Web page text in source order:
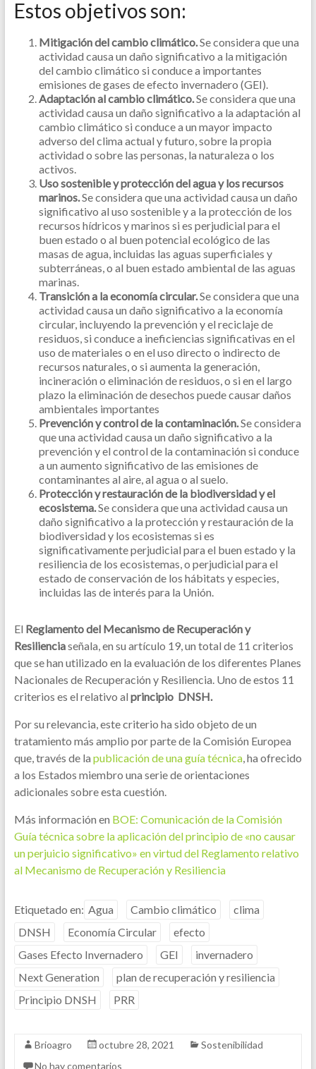
Estos objetivos son:
Mitigación del cambio climático.Se considera que una
actividad causa un daño significativo a la mitigación
del cambio climático si conduce a importantes
emisiones de gases de efecto invernadero (GEI).
Adaptación al cambio climático.Se considera que una
actividad causa un daño significativo a la adaptación al
cambio climático si conduce a un mayor impacto
adverso del clima actual y futuro, sobre la propia
actividad o sobre las personas, la naturaleza o los
activos.
Uso sostenible y protección del agua y los recursos
marinos.Se considera que una actividad causa un daño
significativo al uso sostenible y a la protección de los
recursos hídricos y marinos si es perjudicial para el
buen estado o al buen potencial ecológico de las
masas de agua, incluidas las aguas superficiales y
subterráneas, o al buen estado ambiental de las aguas
marinas.
Transición a la economía circular.Se considera que una
actividad causa un daño significativo a la economía
circular, incluyendo la prevención y el reciclaje de
residuos, si conduce a ineficiencias significativas en el
uso de materiales o en el uso directo o indirecto de
recursos naturales, o si aumenta la generación,
incineración o eliminación de residuos, o si en el largo
plazo la eliminación de desechos puede causar daños
ambientales importantes
Prevención y control de la contaminación.Se considera
que una actividad causa un daño significativo a la
prevención y el control de la contaminación si conduce
a un aumento significativo de las emisiones de
contaminantes al aire, al agua o al suelo.
Protección y restauración de la biodiversidad y el
ecosistema.Se considera que una actividad causa un
daño significativo a la protección y restauración de la
biodiversidad y los ecosistemas si es
significativamente perjudicial para el buen estado y la
resiliencia de los ecosistemas, o perjudicial para el
estado de conservación de los hábitats y especies,
incluidas las de interés para la Unión.
El Reglamento del Mecanismo de Recuperación y
Resilienciaseñala, en su artículo 19, un total de 11 criterios
que se han utilizado en la evaluación de los diferentes Planes
Nacionales de Recuperación y Resiliencia. Uno de estos 11
criterios es el relativo al principio DNSH.
Por su relevancia, este criterio ha sido objeto de un
tratamiento más amplio por parte de la Comisión Europea
que, través de la publicación de una guía técnica, ha ofrecido
a los Estados miembro una serie de orientaciones
adicionales sobre esta cuestión.
Más información en BOE: Comunicación de la Comisión
Guía técnica sobre la aplicación del principio de «no causar
un perjuicio significativo» en virtud del Reglamento relativo
al Mecanismo de Recuperación y Resiliencia
Etiquetado en: Agua Cambio climático
clima
DNSH
Economía Circular
efecto
Gases Efecto Invernadero
GEI
invernadero
Next Generation
plan de recuperación y resiliencia
Principio DNSH
PRR
Brioagro octubre 28, 2021
Sostenibilidad
No hay comentarios